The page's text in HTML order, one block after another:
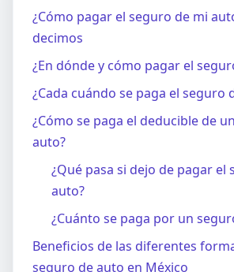
¿Cómo pagar el seguro de mi
decimos
¿En dónde y cómo pagar el
¿Cada cuándo se paga el seguro
¿Cómo se paga el deducible de
auto?
¿Qué pasa si dejo de pagar el
auto?
¿Cuánto se paga por un
Beneficios de las diferentes
seguro de auto en México